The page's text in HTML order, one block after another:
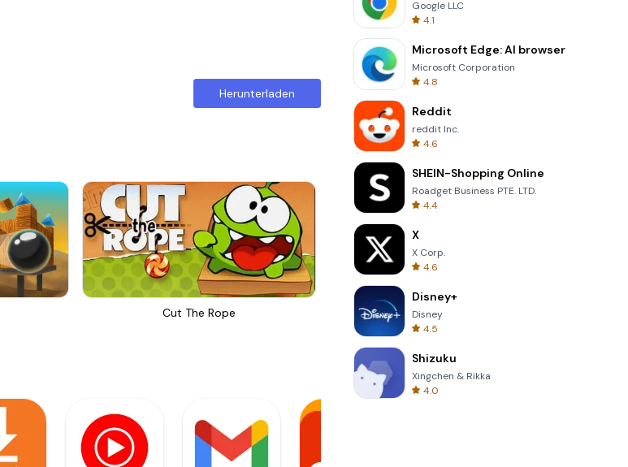
Herunterladen
Cut The Rope Four Colors
Google LLC
4.1
Microsoft Edge: AI browser
Microsoft Corporation
4.8
Reddit
reddit Inc.
4.6
SHEIN-Shopping Online
Roadget Business PTE. LTD.
4.4
X
X Corp.
4.6
Disney+
Disney
4.5
Shizuku
Xingchen & Rikka
4.0